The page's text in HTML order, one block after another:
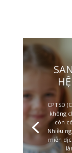
CPTSD
không
còn
Nhiều
miễn